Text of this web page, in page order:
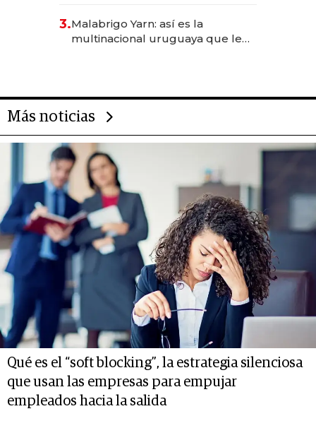
anticipación y prepara apertura
3.Malabrigo Yarn: así es la
multinacional uruguaya que le
Más noticias
Qué es el “soft blocking”, la estrategia silenciosa
que usan las empresas para empujar
empleados hacia la salida